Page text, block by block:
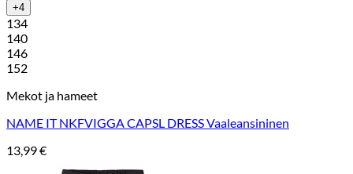
+4
134
140
146
152
Mekot ja hameet
NAME IT NKFVIGGA CAPSL DRESS Vaaleansininen
13,99€